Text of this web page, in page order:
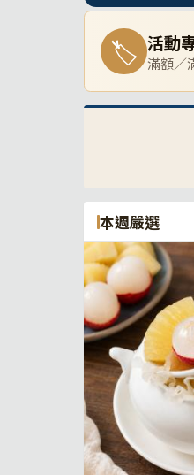
🏷 活動
滿額／
本週嚴選